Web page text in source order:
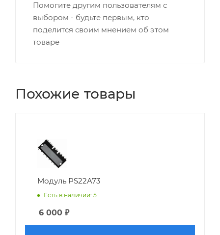
Помогите другим пользователям с
выбором - будьте первым, кто
поделится своим мнением об этом
товаре
Похожие товары
Модуль PS22A73
Есть в наличии: 5
6 000 ₽